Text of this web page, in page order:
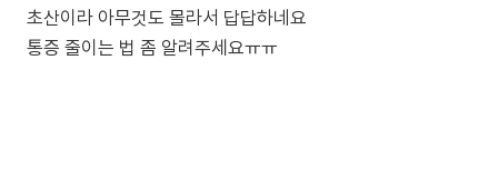
초산이라 아무것도 몰라서 답답하네요
통증 줄이는 법 좀 알려주세요ㅠㅠ